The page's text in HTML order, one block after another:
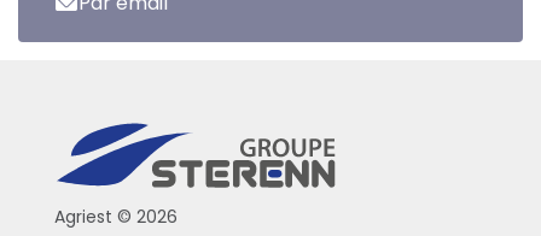
Agriest © 2026